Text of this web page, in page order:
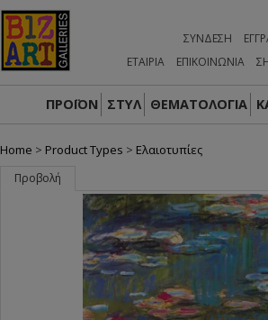
ΣΎΝΔΕΣΗ
ΕΤΑΙΡΙΑ
ΕΠΙΚΟΙΝΩΝΙΑ
ΠΡΟΪΟΝ ΣΤΥΛ ΘΕΜΑΤΟΛΟΓΙΑ
Home > Product Types > Ελαιοτυπίες
Προβολή